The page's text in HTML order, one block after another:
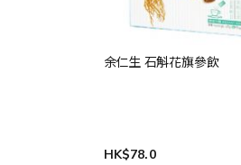
余仁生 石斛花旗參飲
HK$78.0